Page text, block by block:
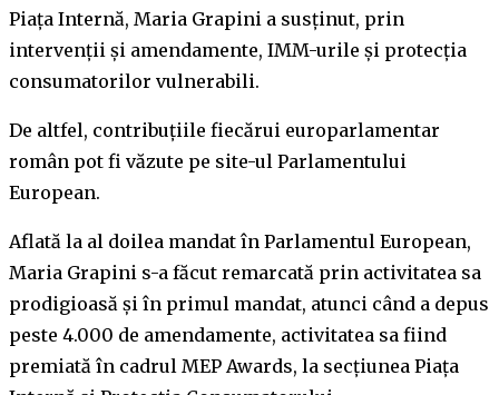
Piața Internă, Maria Grapini a susținut, prin
intervenții și amendamente, IMM-urile și protecția
consumatorilor vulnerabili.
De altfel, contribuțiile fiecărui europarlamentar
român pot fi văzute pe site-ul Parlamentului
European.
Aflată la al doilea mandat în Parlamentul European,
Maria Grapini s-a făcut remarcată prin activitatea sa
prodigioasă și în primul mandat, atunci când a depus
peste 4.000 de amendamente, activitatea sa fiind
premiată în cadrul MEP Awards, la secțiunea Piața